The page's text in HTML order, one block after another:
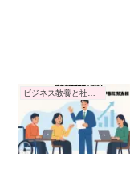
ビジネス教養と社会トレンド